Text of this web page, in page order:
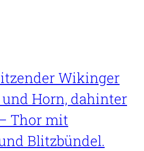
Wikinger
Horn, dahinter
Thor mit
Blitzbündel.